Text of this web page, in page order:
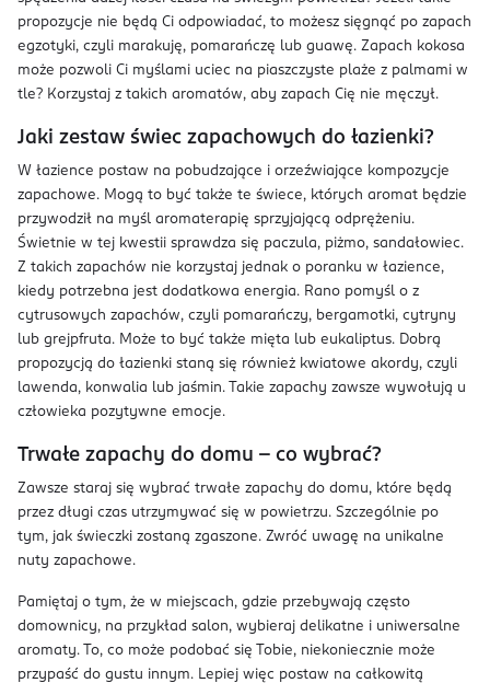
propozycje nie będą Ci odpowiadać, to możesz sięgnąć po zapach
egzotyki, czyli marakuję, pomarańczę lub guawę. Zapach kokosa
może pozwoli Ci myślami uciec na piaszczyste plaże z palmami w
tle? Korzystaj z takich aromatów, aby zapach Cię nie męczył.
Jaki zestaw świec zapachowych do łazienki?
W łazience postaw na pobudzające i orzeźwiające kompozycje
zapachowe. Mogą to być także te świece, których aromat będzie
przywodził na myśl aromaterapię sprzyjającą odprężeniu.
Świetnie w tej kwestii sprawdza się paczula, piżmo, sandałowiec.
Z takich zapachów nie korzystaj jednak o poranku w łazience,
kiedy potrzebna jest dodatkowa energia. Rano pomyśl o z
cytrusowych zapachów, czyli pomarańczy, bergamotki, cytryny
lub grejpfruta. Może to być także mięta lub eukaliptus. Dobrą
propozycją do łazienki staną się również kwiatowe akordy, czyli
lawenda, konwalia lub jaśmin. Takie zapachy zawsze wywołują u
człowieka pozytywne emocje.
Trwałe zapachy do domu – co wybrać?
Zawsze staraj się wybrać trwałe zapachy do domu, które będą
przez długi czas utrzymywać się w powietrzu. Szczególnie po
tym, jak świeczki zostaną zgaszone. Zwróć uwagę na unikalne
nuty zapachowe.
Pamiętaj o tym, że w miejscach, gdzie przebywają często
domownicy, na przykład salon, wybieraj delikatne i uniwersalne
aromaty. To, co może podobać się Tobie, niekoniecznie może
przypaść do gustu innym. Lepiej więc postaw na całkowitą